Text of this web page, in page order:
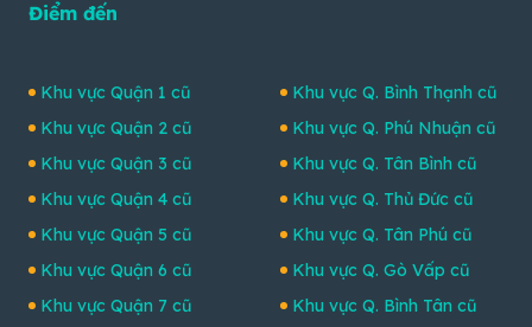
Điểm đến
Khu vực Quận 1 cũ
Khu vực Quận 2 cũ
Khu vực Quận 3 cũ
Khu vực Quận 4 cũ
Khu vực Quận 5 cũ
Khu vực Quận 6 cũ
Khu vực Quận 7 cũ
Khu vực Q. Bình Thạnh cũ
Khu vực Q. Phú Nhuận cũ
Khu vực Q. Tân Bình cũ
Khu vực Q. Thủ Đức cũ
Khu vực Q. Tân Phú cũ
Khu vực Q. Gò Vấp cũ
Khu vực Q. Bình Tân cũ